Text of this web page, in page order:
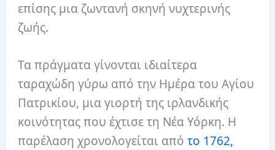
επίσης μια ζωντανή σκηνή νυχτερινής
ζωής.
Τα πράγματα γίνονται ιδιαίτερα
ταραχώδη γύρω από την Ημέρα του Αγίου
Πατρικίου, μια γιορτή της ιρλανδικής
κοινότητας που έχτισε τη Νέα Υόρκη. Η
παρέλαση χρονολογείται απότο 1762,